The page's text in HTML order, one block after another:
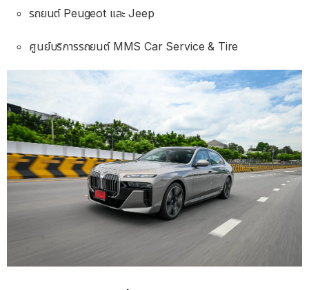
รถยนต์ Peugeot และ Jeep
ศูนย์บริการรถยนต์ MMS Car Service & Tire